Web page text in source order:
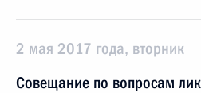
2 мая 2017 года, вторник
Совещание по вопросам